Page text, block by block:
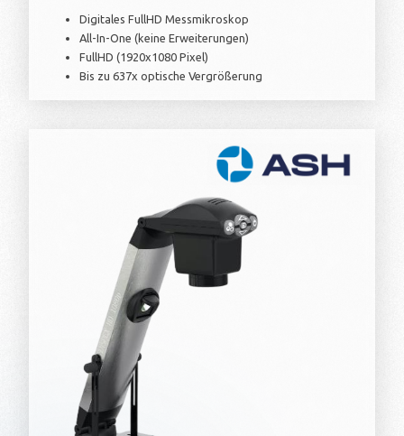
Digitales FullHD Messmikroskop
All-In-One (keine Erweiterungen)
FullHD (1920x1080 Pixel)
Bis zu 637x optische Vergrößerung